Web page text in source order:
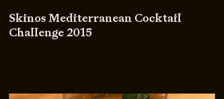
Skinos Mediterranean Cocktail
Challenge 2015